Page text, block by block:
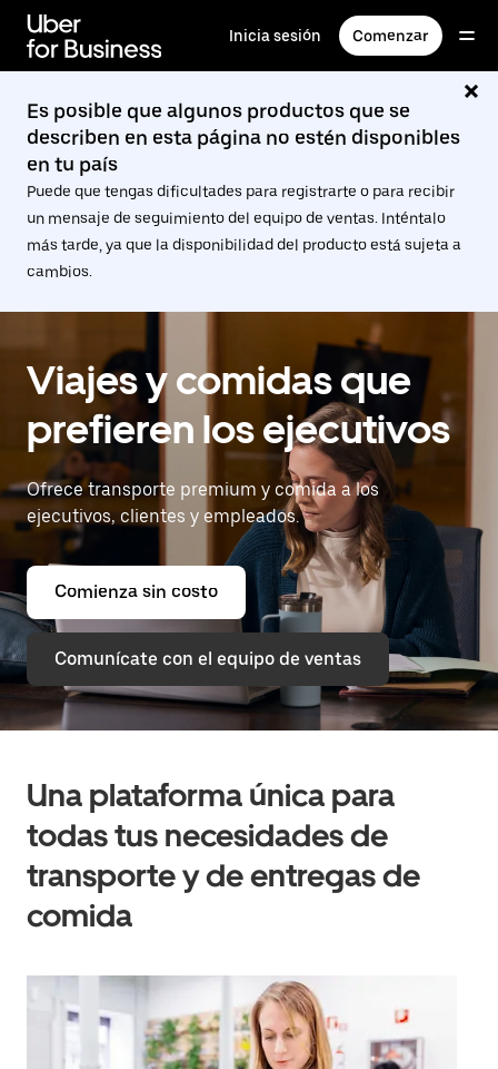
contenido
principal
Inicia sesión Comenzar
Es posible que algunos productos que se
describen en esta página no estén disponibles
en tu país
Puede que tengas dificultades para registrarte o para recibir
un mensaje de seguimiento del equipo de ventas. Inténtalo
más tarde, ya que la disponibilidad del producto está sujeta a
cambios.
Viajes y comidas que
prefieren los ejecutivos
Ofrece transporte premium y comida a los
ejecutivos, clientes y empleados.
Comienza sin costo
Comunícate con el equipo de ventas
Una plataforma única para
todas tus necesidades de
transporte y de entregas de
comida